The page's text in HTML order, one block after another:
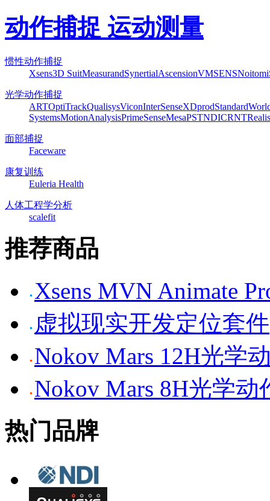
动作捕捉 运动测量
惯性动作捕捉
Xsens3D SuitMeasurandSynertialAscensionVMSENSNoitom
光学动作捕捉
ARTOptiTrackQualisysViconInterSenseXDprodStandard
SystemsMotionAnalysisPrimeSenseMesaPSTNDICRNTRealis
面部捕捉
Faceware
康复训练
Euleria Health
人体工程学分析
scalefit
推荐商品
Xsens MVN Animate
虚拟现实开发定位套件
Nokov Mars 12H光学
Nokov Mars 8H光学动
热门品牌